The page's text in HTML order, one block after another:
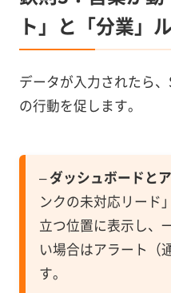
ト」と「分業」
データが入力されたら
の行動を促します。
–ダッシュボードと
ンクの未対応リード
立つ位置に表示し、
い場合はアラート（
す。